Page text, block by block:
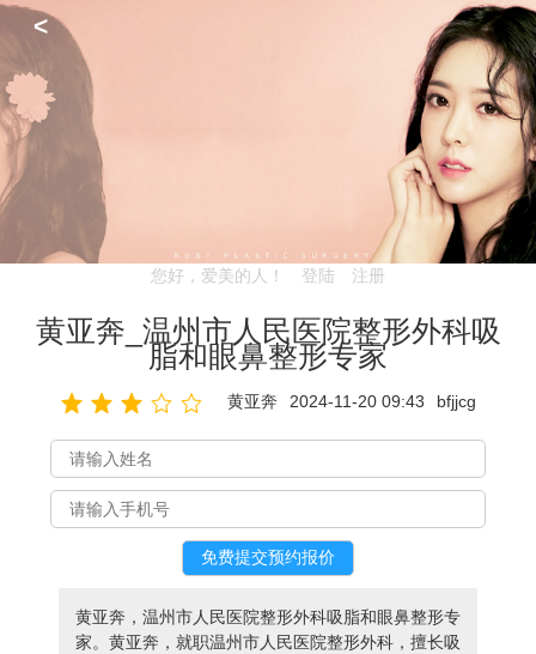
<
您好，爱美的人！ 登陆 注册
黄亚奔_温州市人民医院整形外科吸
脂和眼鼻整形专家
黄亚奔 2024-11-20 09:43 bfjjcg
黄亚奔，温州市人民医院整形外科吸脂和眼鼻整形专
家。黄亚奔，就职温州市人民医院整形外科，擅长吸